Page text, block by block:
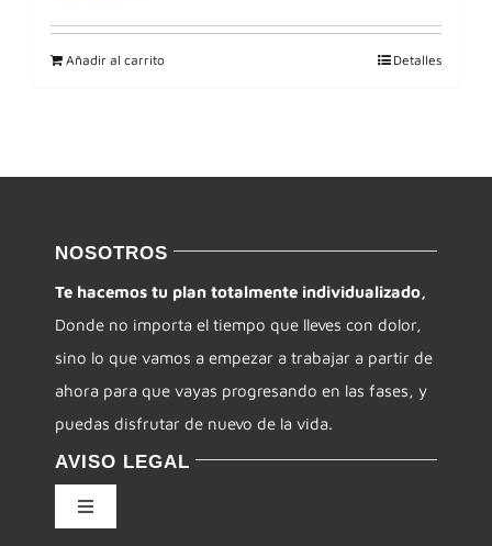
Añadir al carrito Detalles
NOSOTROS
Te hacemos tu plan totalmente individualizado,
Donde no importa el tiempo que lleves con dolor,
sino lo que vamos a empezar a trabajar a partir de
ahora para que vayas progresando en las fases, y
puedas disfrutar de nuevo de la vida.
AVISO LEGAL
Toggle
Navigation